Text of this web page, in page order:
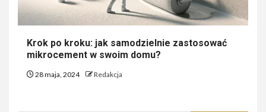
Krok po kroku: jak samodzielnie zastosować
mikrocement w swoim domu?
28 maja, 2024 Redakcja